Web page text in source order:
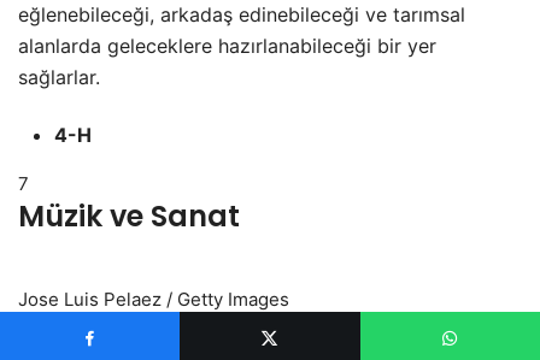
eğlenebileceği, arkadaş edinebileceği ve tarımsal
alanlarda geleceklere hazırlanabileceği bir yer
sağlarlar.
4-H
7
Müzik ve Sanat
Jose Luis Pelaez / Getty Images
Çocuklar yaratıcılığı geliştirir ve kendilerini sanatla